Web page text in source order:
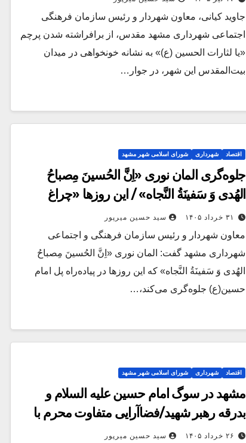
جاوید کیانی، معاون شهردار و رئیس سازمان فرهنگی
اجتماعی شهرداری مشهد مقدس، از برافراشته شدن پرچم
«یا لثارات الحسین (ع)» به نشانه خونخواهی در میدان
بیت‌المقدس این شهر، در جوار…
اقتصاد شهرداری شورای اسلامی شهر مشهد
جلوه‌گری المان نوری «اِنَّ الحُسینَ مِصباحُ
الهُدی وَ سَفینَةُ النَّجاه» / این روزها «چراغ
هدایت» در مشهد می‌درخشد
۳۱ خرداد ۱۴۰۵ سید حسین میرپور
معاون شهردار و رئیس سازمان فرهنگی و اجتماعی
شهرداری مشهد گفت: المان نوری «اِنَّ الحُسینَ مِصباحُ
الهُدی وَ سَفینَةُ النَّجاه» که این روزها در پیاده‌راه پل امام
حسین(ع) جلوه‌گری می‌کند،…
اقتصاد شهرداری شورای اسلامی شهر مشهد
مشهد در سوگ امام حسین علیه السلام و
بدرقه رهبر شهید/فضاآرایی متفاوت محرم با
رنگ و بوی حماسه و شهادت
۲۶ خرداد ۱۴۰۵ سید حسین میرپور